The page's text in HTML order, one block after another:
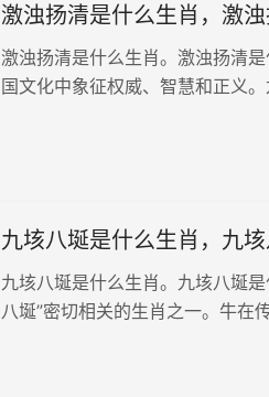
激浊扬清是什么生肖，激
激浊扬清是什么生肖。激浊扬清
国文化中象征权威、智慧和正义
九垓八埏是什么生肖，九
九垓八埏是什么生肖。九垓八埏
八埏”密切相关的生肖之一。牛在